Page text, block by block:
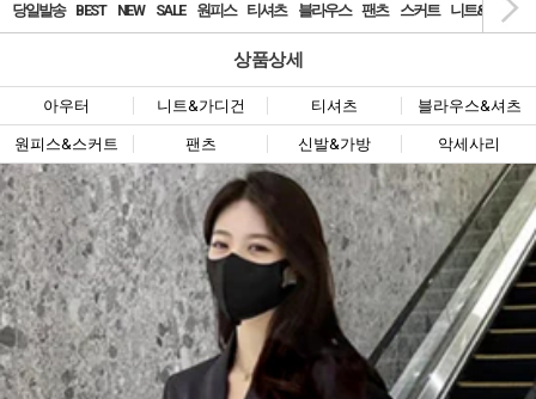
당일발송 BEST NEW SALE 원피스 티셔츠 블라우스 팬츠 스커트 니트&가디건
상품상세
아우터 니트&가디건 티셔츠 블라우스&셔츠
원피스&스커트 팬츠 신발&가방 악세사리